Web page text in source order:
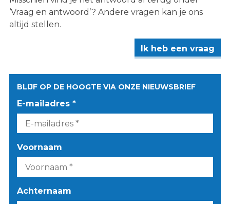
‘Vraag en antwoord’? Andere vragen kan je ons
altijd stellen.
Ik heb een vraag
BLIJF OP DE HOOGTE VIA ONZE NIEUWSBRIEF
E-mailadres *
Voornaam
Achternaam